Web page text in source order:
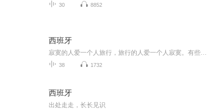
30 8852
西班牙
38 1732
西班牙
出处走走，长长见识